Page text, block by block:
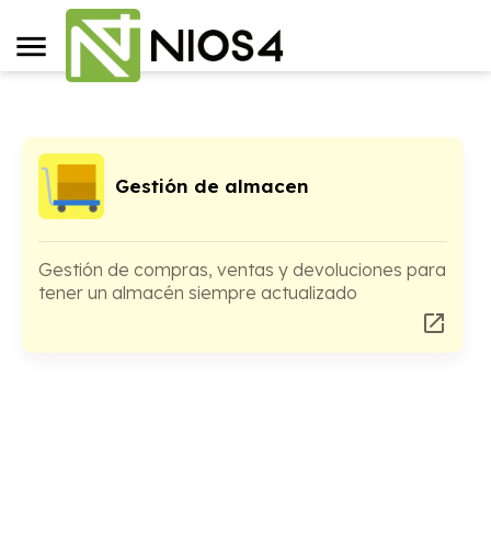
Gestión de almacen
Gestión de compras, ventas y devoluciones para
tener un almacén siempre actualizado
open_in_new